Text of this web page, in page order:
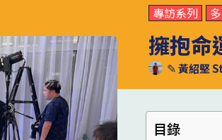
專訪系列
擁抱命
✎黃紹堅
目錄